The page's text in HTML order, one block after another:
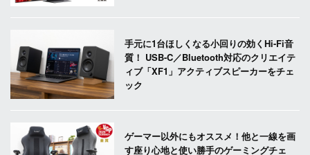
手元に1台ほしくなる小回りの効くHi-Fi音
質！ USB-C／Bluetooth対応のクリエイテ
ィブ「XF1」アクティブスピーカーをチェ
ック
ゲーマー以外にもオススメ！他と一線を画
す座り心地と使い勝手のゲーミングチェ